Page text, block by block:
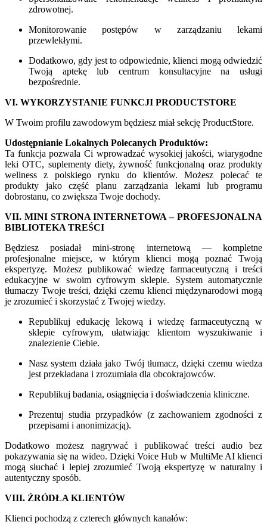
zdrowotnej.
Monitorowanie postępów w zarządzaniu lekami
przewlekłymi.
Dodatkowo, gdy jest to odpowiednie, klienci mogą odwiedzić
Twoją aptekę lub centrum konsultacyjne na usługi
bezpośrednie.
VI. WYKORZYSTANIE FUNKCJI PRODUCTSTORE
W Twoim profilu zawodowym będziesz miał sekcję ProductStore.
Udostępnianie Lokalnych Polecanych Produktów:
Ta funkcja pozwala Ci wprowadzać wysokiej jakości, wiarygodne
leki OTC, suplementy diety, żywność funkcjonalną oraz produkty
wellness z polskiego rynku do klientów. Możesz polecać te
produkty jako część planu zarządzania lekami lub programu
dobrostanu, co zwiększa Twoje dochody.
VII. MINI STRONA INTERNETOWA – PROFESJONALNA
BIBLIOTEKA TREŚCI
Będziesz posiadał mini-stronę internetową — kompletne
profesjonalne miejsce, w którym klienci mogą poznać Twoją
ekspertyzę. Możesz publikować wiedzę farmaceutyczną i treści
edukacyjne w swoim cyfrowym sklepie. System automatycznie
tłumaczy Twoje treści, dzięki czemu klienci międzynarodowi mogą
je zrozumieć i skorzystać z Twojej wiedzy.
Republikuj edukację lekową i wiedzę farmaceutyczną w
sklepie cyfrowym, ułatwiając klientom wyszukiwanie i
znalezienie Ciebie.
Nasz system działa jako Twój tłumacz, dzięki czemu wiedza
jest przekładana i zrozumiała dla obcokrajowców.
Republikuj badania, osiągnięcia i doświadczenia kliniczne.
Prezentuj studia przypadków (z zachowaniem zgodności z
przepisami i anonimizacją).
Dodatkowo możesz nagrywać i publikować treści audio bez
pokazywania się na wideo. Dzięki Voice Hub w MultiMe AI klienci
mogą słuchać i lepiej zrozumieć Twoją ekspertyzę w naturalny i
autentyczny sposób.
VIII. ŹRÓDŁA KLIENTÓW
Klienci pochodzą z czterech głównych kanałów: